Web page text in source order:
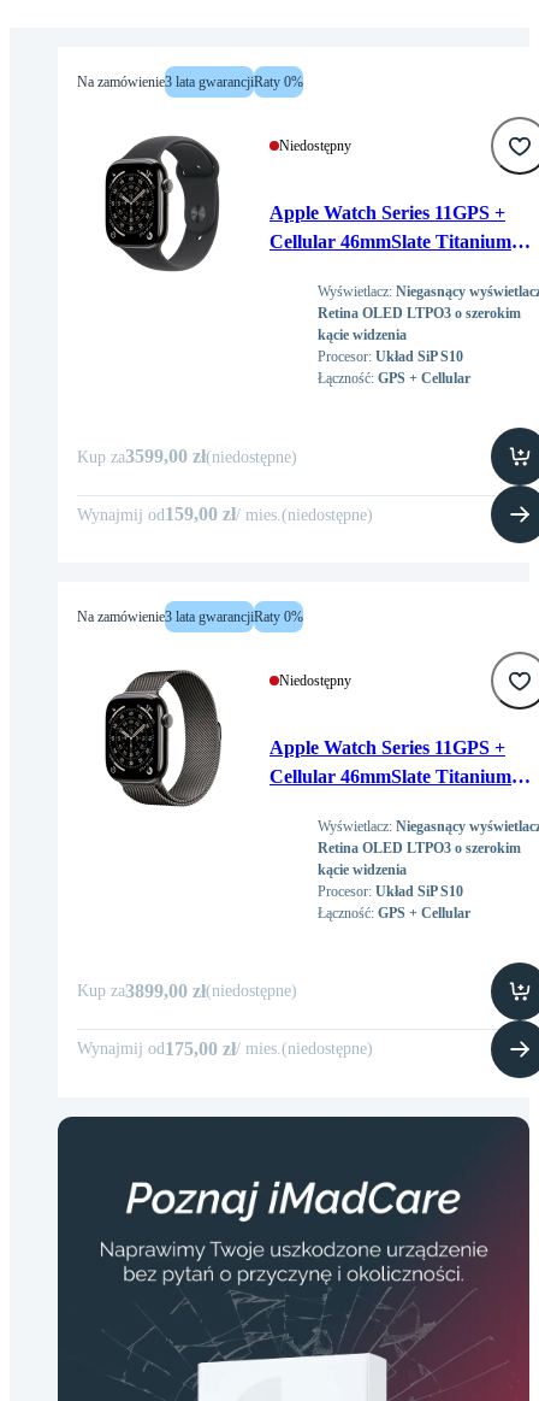
Na zamówienie3 lata gwarancjiRaty 0%
Niedostępny
Apple Watch Series 11GPS +
Cellular 46mmSlate Titanium
Wyświetlacz: Niegasnący
Retina OLED LTPO3 o szerokim
kącie widzenia
Procesor: Układ SiP S10
Łączność: GPS + Cellular
Kup za3599,00 zł(niedostępne)
Wynajmij od159,00 zł/ mies (niedostępne)
Na zamówienie3 lata gwarancjiRaty 0%
Niedostępny
Apple Watch Series 11GPS +
Cellular 46mmSlate Titanium
Wyświetlacz: Niegasnący
Retina OLED LTPO3 o szerokim
kącie widzenia
Procesor: Układ SiP S10
Łączność: GPS + Cellular
Kup za3899,00 zł(niedostępne)
Wynajmij od175,00 zł/ mies.(niedostępne)